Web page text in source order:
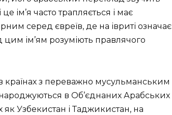
ім’я часто трапляється і має
серед євреїв, де на івриті означає
цим ім’ям розуміють правлячого
країнах з переважно мусульманським
в Об’єднаних Арабських
як Узбекистан і Таджикистан, на